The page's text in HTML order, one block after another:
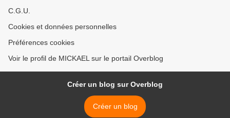
C.G.U.
Cookies et données personnelles
Préférences cookies
Voir le profil de MICKAEL sur le portail Overblog
Créer un blog sur Overblog
Créer un blog